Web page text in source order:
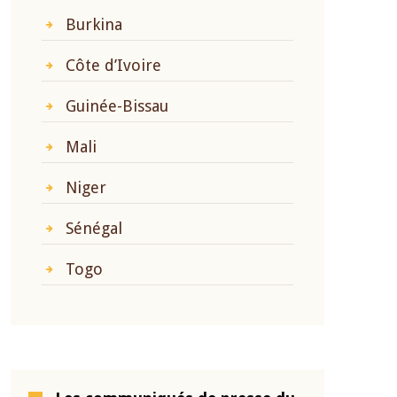
Burkina
Côte d’Ivoire
Guinée-Bissau
Mali
Niger
Sénégal
Togo